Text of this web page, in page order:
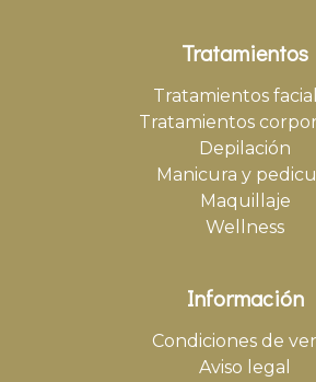
Tratamientos
Tratamientos
Tratamientos
Depilación
Manicura y
Maquillaje
Wellness
Información
Condiciones de
Aviso legal